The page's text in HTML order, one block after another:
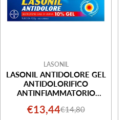
LASONIL
LASONIL ANTIDOLORE GEL
ANTIDOLORIFICO
ANTINFIAMMATORIO
Prezzo
€13,44Prezzo
€14,80